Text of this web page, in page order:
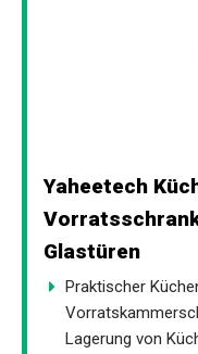
Yaheetech
Glastüren
Praktischer
Lagerung von